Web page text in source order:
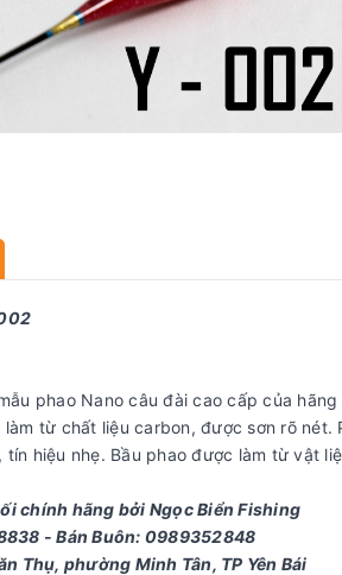
phao Nano câu đài cao cấp của
từ chất liệu carbon, được sơn rõ
tín hiệu nhẹ. Bầu phao được làm từ vật
chính hãng bởi Ngọc Biển Fishing
- Bán Buôn: 0989352848
Thụ, phường Minh Tân, TP Yên Bái